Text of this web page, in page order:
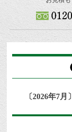
〔2026年7月